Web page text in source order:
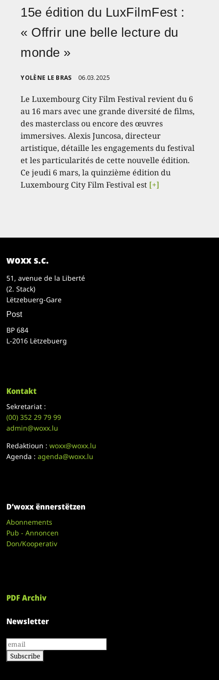
15e édition du LuxFilmFest :
« Offrir une belle lecture du
monde »
YOLÈNE LE BRAS 06.03.2025
Le Luxembourg City Film Festival revient du 6
au 16 mars avec une grande diversité de films,
des masterclass ou encore des œuvres
immersives. Alexis Juncosa, directeur
artistique, détaille les engagements du festival
et les particularités de cette nouvelle édition.
Ce jeudi 6 mars, la quinzième édition du
Luxembourg City Film Festival est [+]
woxx s.c.
51, avenue de la Liberté
(2. Stack)
Lëtzebuerg-Gare
Post
BP 684
L-2016 Lëtzebuerg
Kontakt
Sekretariat :
(00)352 29 79 99
admin@woxx.lu
Redaktioun :woxx@woxx.lu
Agenda :agenda@woxx.lu
D’woxx ënnerstëtzen
Abonnements
Pub - Annoncen
Don/Kooperativ
PDF Archiv
Newsletter